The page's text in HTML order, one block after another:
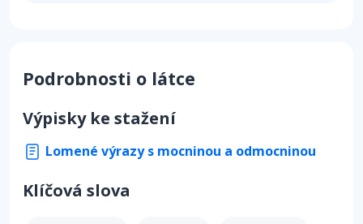
Podrobnosti o látce
Výpisky ke stažení
Lomené výrazy s mocninou a odmocninou
Klíčová slova